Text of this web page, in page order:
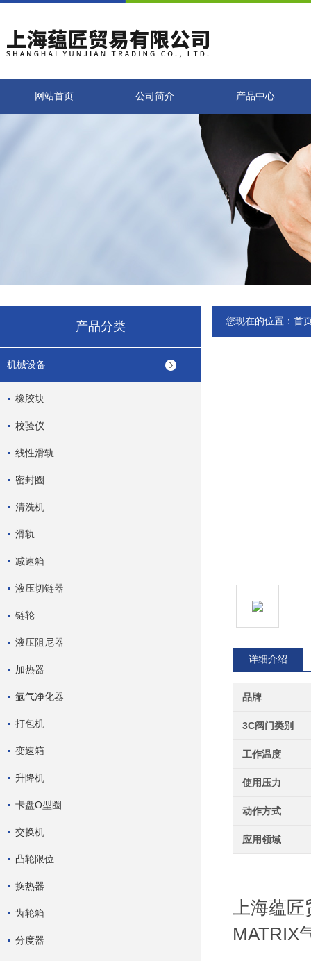
网站首页 公司简介 产品中心
产品分类
机械设备
橡胶块
校验仪
线性滑轨
密封圈
清洗机
滑轨
减速箱
液压切链器
链轮
液压阻尼器
加热器
氩气净化器
打包机
变速箱
升降机
卡盘O型圈
交换机
凸轮限位
换热器
齿轮箱
分度器
您现在的位置： 首
详细介绍
品牌
3C阀门类别
工作温度
使用压力
动作方式
应用领域
上海蕴
MATRIX